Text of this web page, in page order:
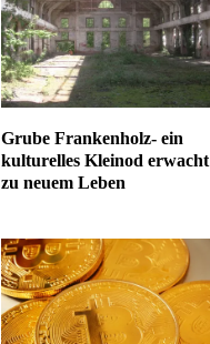
Grube Frankenholz- ein
kulturelles Kleinod erwacht
zu neuem Leben